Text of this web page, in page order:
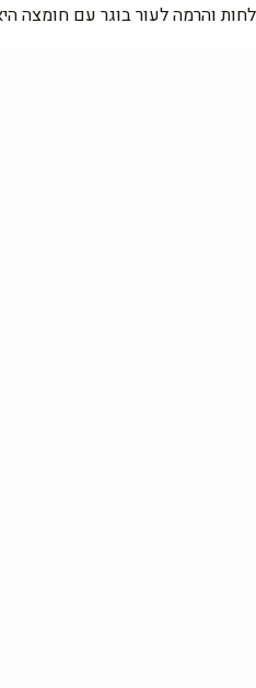
לחות והרמה לעור בוגר עם חומצה